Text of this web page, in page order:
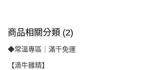
商品相關分類 (2)
◆常溫專區｜滿千免運
【滴牛雞精】